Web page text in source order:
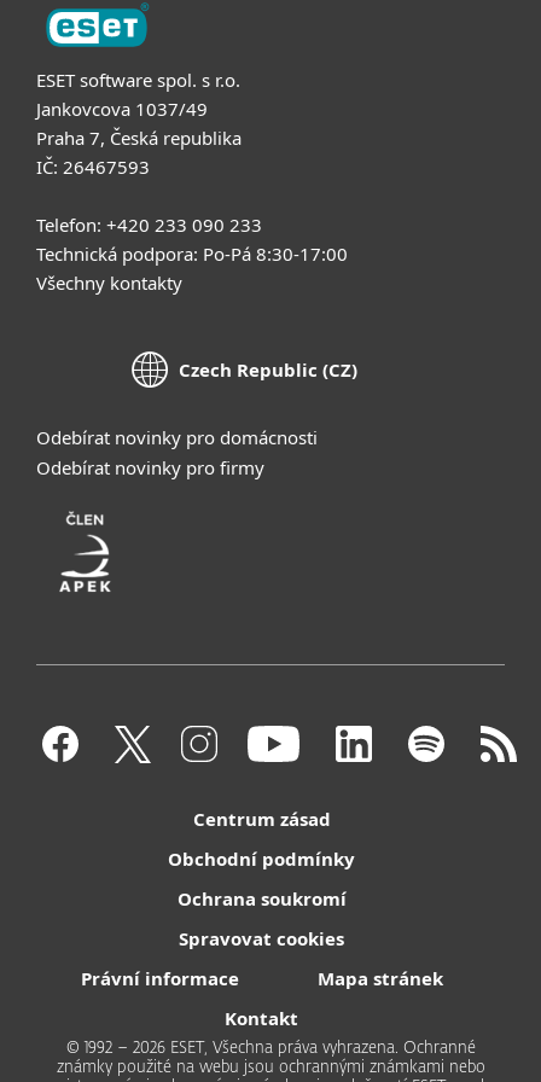
ESET software spol. s r.o.
Jankovcova 1037/49
Praha 7, Česká republika
IČ: 26467593
Telefon: +420 233 090 233
Technická podpora: Po-Pá 8:30-17:00
Všechny kontakty
Czech Republic (CZ)
Odebírat novinky pro domácnosti
Odebírat novinky pro firmy
Centrum zásad
Obchodní podmínky
Ochrana soukromí
Spravovat cookies
Právní informace
Mapa stránek
Kontakt
© 1992 – 2026 ESET, Všechna práva vyhrazena. Ochranné
známky použité na webu jsou ochrannými známkami nebo